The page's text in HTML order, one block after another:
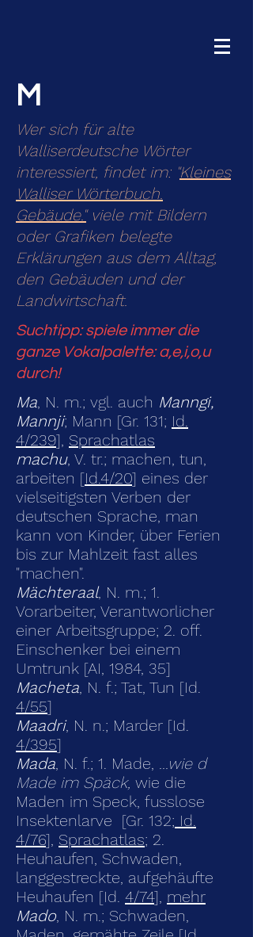
M
Wer sich für alte
Walliserdeutsche Wörter
interessiert, findet im: "Kleines
Walliser Wörterbuch.
Gebäude."viele mit Bildern
oder Grafiken belegte
Erklärungen aus dem Alltag,
den Gebäuden und der
Landwirtschaft.
Suchtipp: spiele immer die
ganze Vokalpalette: a,e,i,o,u
durch!
Ma, N. m.; vgl. auch Manngi,
Mannji; Mann [Gr. 131; Id.
4/239], Sprachatlas
machu, V. tr.; machen, tun,
arbeiten [Id.4/20] eines der
vielseitigsten Verben der
deutschen Sprache, man
kann von Kinder, über Ferien
bis zur Mahlzeit fast alles
"machen".
Mächteraal, N. m.; 1.
Vorarbeiter, Verantworlicher
einer Arbeitsgruppe; 2. off.
Einschenker bei einem
Umtrunk [AI, 1984, 35]
Macheta, N. f.; Tat, Tun [Id.
4/55]
Maadri, N. n.; Marder [Id.
4/395]
Mada, N. f.; 1. Made, ...wie d
Made im Späck, wie die
Maden im Speck, fusslose
Insektenlarve [Gr. 132; Id.
4/76], Sprachatlas; 2.
Heuhaufen, Schwaden,
langgestreckte, aufgehäufte
Heuhaufen [Id. 4/74], mehr
Mado, N. m.; Schwaden,